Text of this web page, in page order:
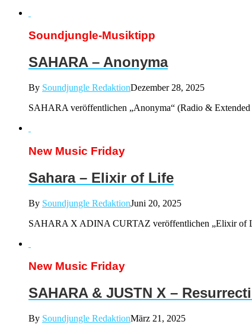
Soundjungle-Musiktipp
SAHARA – Anonyma
By Soundjungle RedaktionDezember 28, 2025
SAHARA veröffentlichen „Anonyma“ (Radio &
New Music Friday
Sahara – Elixir of Life
By Soundjungle RedaktionJuni 20, 2025
SAHARA X ADINA CURTAZ veröffentlichen „Elixir of
New Music Friday
SAHARA & JUSTN X –
By Soundjungle RedaktionMärz 21, 2025